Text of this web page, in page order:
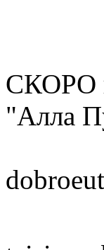
СКОРО
"Алла